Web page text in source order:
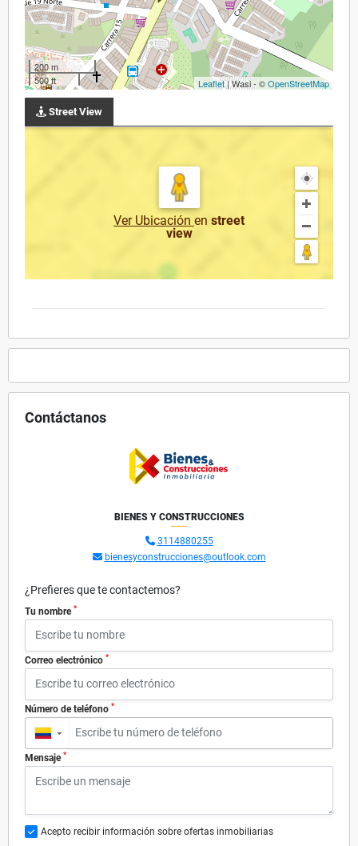
200 m
500 ft
Leaflet| Wasi - ©OpenStreetMap
Street View
Ver Ubicación en street
view
Contáctanos
BIENES Y CONSTRUCCIONES
3114880255
bienesyconstrucciones@outlook.com
¿Prefieres que te contactemos?
Tu nombre *
Correo electrónico *
Número de teléfono *
▼
Mensaje *
Acepto recibir información sobre ofertas inmobiliarias